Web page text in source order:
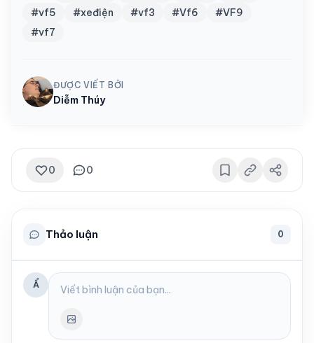
#vf5 #xeđiện #vf3 #Vf6
#VF9
#vf7
ĐƯỢC VIẾT BỞI
Diễm Thúy
0 0
Thảo luận 0
Ẩ